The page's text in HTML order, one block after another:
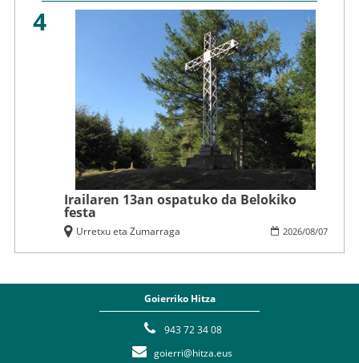
4
Irailaren 13an ospatuko da Belokiko
festa
2026/08/07
Urretxu eta Zumarraga
Goierriko Hitza
943 72 34 08
goierri@hitza.eus